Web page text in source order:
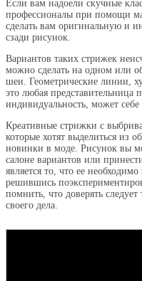
Если вам надоели скучные
профессионалы при помощи
сделать вам оригинальную и
сзади рисунок.
Вариантов таких стрижек
можно сделать на одном или
шеи. Геометрические линии,
это любая представительница
индивидуальность, может себе
Креативные стрижки с
которые хотят выделиться из
новинки в моде. Рисунок вы
салоне вариантов или
является то, что ее
решившись
помнить, что доверять
своего дела.